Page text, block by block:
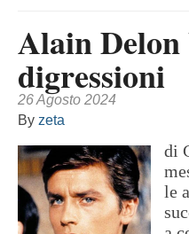
Alain Delon
digressioni
26 Agosto 2024
By zeta
di
le